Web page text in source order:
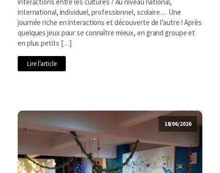
international, individuel, professionnel, scolaire… Une
journée riche en interactions et découverte de l’autre ! Après
quelques jeux pour se connaître mieux, en grand groupe et
en plus petits […]
Lire l'article
18/06/2026